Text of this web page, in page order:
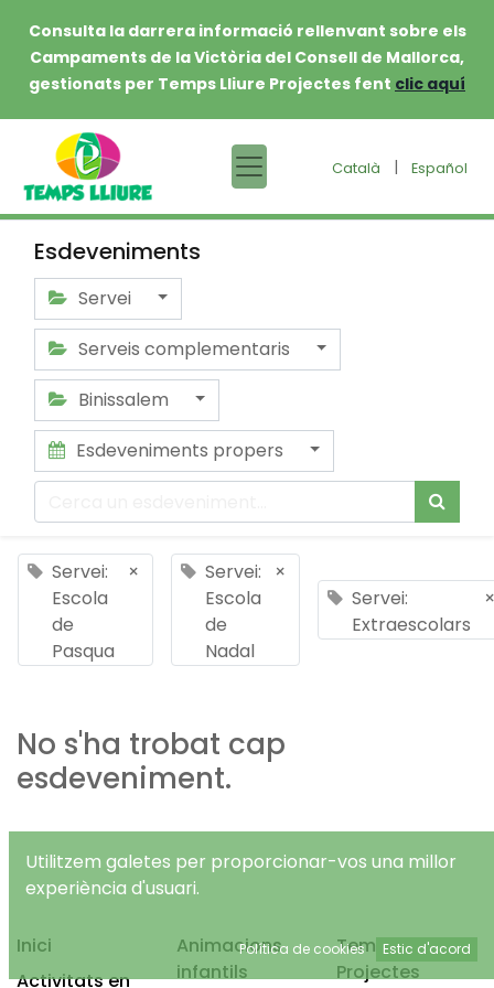
Consulta la darrera informació rellenvant sobre els
Campaments de la Victòria del Consell de Mallorca,
gestionats per Temps Lliure Projectes fent clic aquí
Català | Español
Esdeveniments
Servei
Serveis complementaris
Binissalem
Esdeveniments propers
Servei:
Escola
de
Pasqua
×
Servei:
Escola
de
Nadal
×
Servei:
Extraescolars
×
No s'ha trobat cap
esdeveniment.
Inici
Activitats en
Animacions
infantils
Temps Lliure
Projectes
Utilitzem galetes per proporcionar-vos una millor
experiència d'usuari.
Política de cookies Estic d'acord